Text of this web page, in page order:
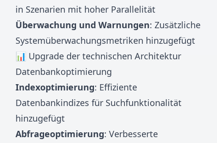
in Szenarien mit hoher Parallelität
Überwachung und Warnungen: Zusätzliche
Systemüberwachungsmetriken hinzugefügt
📊 Upgrade der technischen Architektur
Datenbankoptimierung
Indexoptimierung: Effiziente
Datenbankindizes für Suchfunktionalität
hinzugefügt
Abfrageoptimierung: Verbesserte